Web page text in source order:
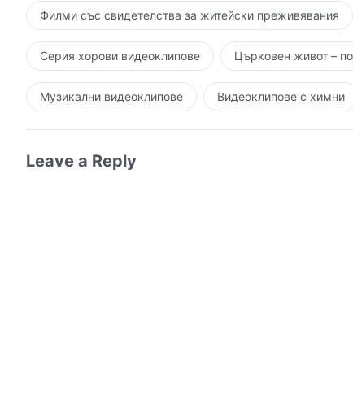
Филми със свидетелства за житейски преживявания
Серия хорови видеоклипове Църковен живот –
Музикални видеоклипове Видеоклипове с химни
Leave a Reply